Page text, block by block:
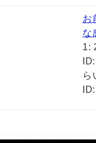
お
な
1:
ら